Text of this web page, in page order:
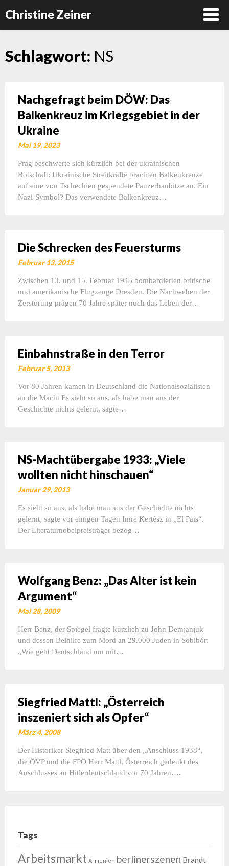
Christine Zeiner
Skip
Schlagwort: NS
Nachgefragt beim DÖW: Das
Balkenkreuz im Kriegsgebiet in der
Ukraine
Mai 19, 2023
Prag beschwerte sich kürzlich bei der ukrainischen
Botschaft: Ukrainische Streitkräfte brachten Balkenkreuze
auf eine von Tschechien gespendete Panzerhaubitze an. Ein
Nazi-Symbol? Das verwendete Balkenkreuz…
Die Schrecken des Feuersturms
Februar 13, 2015
Zwischen 13. und 15. Februar 1945 bombardierten britische
und amerikanische Flugzeuge Dresden. Die Nachwehen der
Zerstörung prägen 70 Jahre später noch das Leben der…
Einbahnstraße in den Terror
Februar 5, 2013
Vor 80 Jahren kamen in Deutschland die Nationalsozialisten
an die Macht Es sieht so aus, als habe man aus der
Geschichte nichts gelernt, sagte…
NS-Machtübergabe 1933: „Viele
wollten nicht hinschauen“
Januar 29, 2013
Es sieht so aus, als habe man aus der Geschichte nichts
gelernt, sagte vor einigen Tagen Imre Kertész in „El Pais“.
Der Literaturnobelpreisträger bezog…
Wolfgang Benz: „Das Alter ist kein
Argument“
Mai 28, 2009
Herr Benz, der Spiegel fragte kürzlich zu John Demjanjuk
und dessen Beihilfe zum Mord an 29.000 Juden in Sobibór:
„Wie geht Deutschland um mit…
Siegfried Mattl: „Österreich
inszeniert sich als Opfer“
März 4, 2008
Der Historiker Siegfried Matt über den „Anschluss 1938“,
die ÖVP und die FPÖ Herr Mattl, Österreich gedenkt des
Anschlusses an Hitlerdeutschland vor 70 Jahren….
Tags
Arbeitsmarkt Armenien berlinerszenen Brandt